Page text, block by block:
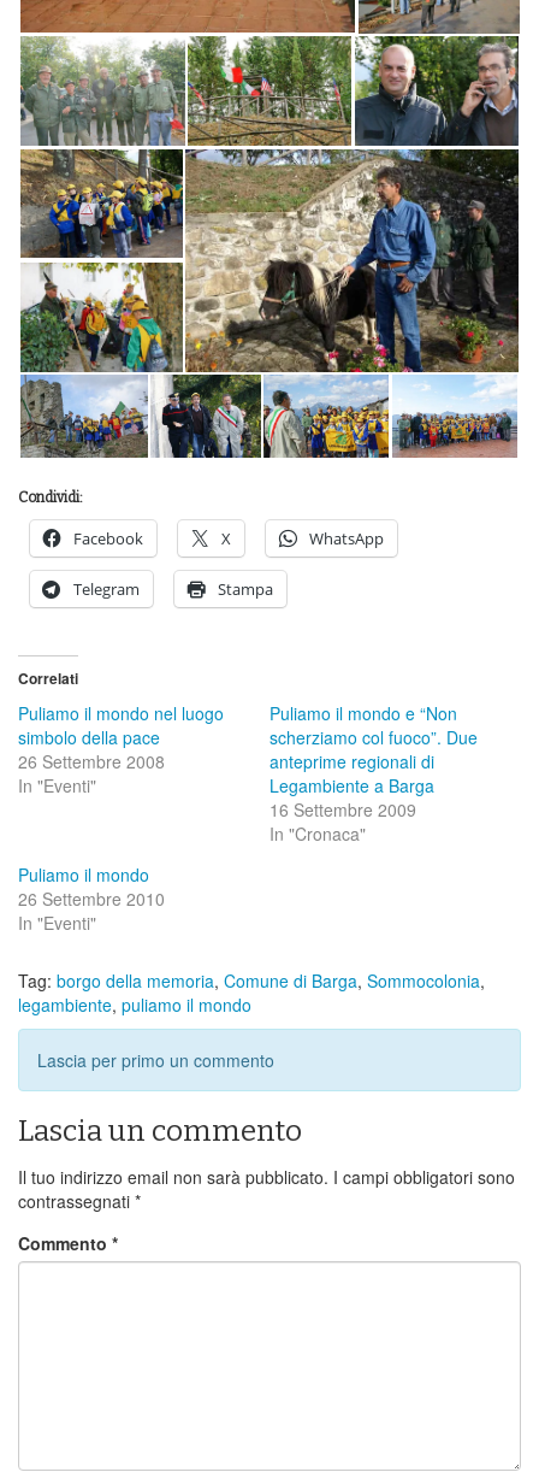
Condividi:
Facebook X WhatsApp
Telegram Stampa
Correlati
Puliamo il mondo nel luogo
simbolo della pace
26 Settembre 2008
In "Eventi"
Puliamo il mondo e “Non
scherziamo col fuoco”. Due
anteprime regionali di
Legambiente a Barga
16 Settembre 2009
In "Cronaca"
Puliamo il mondo
26 Settembre 2010
In "Eventi"
Tag: borgo della memoria, Comune di Barga, Sommocolonia,
legambiente, puliamo il mondo
Lascia per primo un commento
Lascia un commento
Il tuo indirizzo email non sarà pubblicato. I campi obbligatori sono
contrassegnati *
Commento *